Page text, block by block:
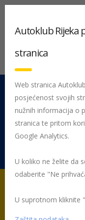
051 212 442
Pon - Pet 08:00 -
Rujevica 9/1,
Početna Posljednje
Autoklub Rijeka
stranica
Web stranica
posjećenost svojih
nužnih informacija o
stranica te pritom
Google Analytics.
U koliko ne želite da
odaberite "Ne
U suprotnom kliknite